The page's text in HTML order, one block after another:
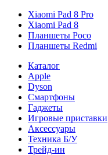
Xiaomi Pad 8 Pro
Xiaomi Pad 8
Планшеты Poco
Планшеты Redmi
Каталог
Apple
Dyson
Смартфоны
Гаджеты
Игровые приставки
Аксессуары
Техника Б/У
Трейд-ин